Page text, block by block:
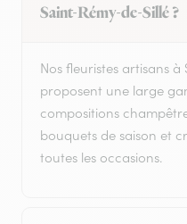
Saint-Rémy-de-Sillé ?
Nos fleuristes artisans
proposent une large
compositions
bouquets de saison et
toutes les occasions.